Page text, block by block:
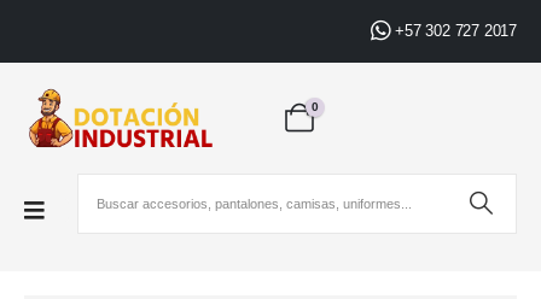
+57 302 727 2017
0